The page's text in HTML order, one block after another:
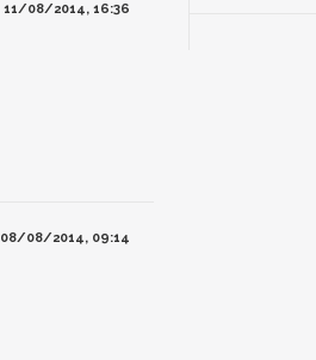
11/08/2014, 16:36
08/08/2014, 09:14